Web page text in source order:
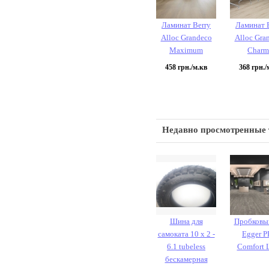
Ламинат Berry
Alloc Grandeco
Maximum
458 грн./м.кв
Ламинат
Alloc
368 грн./
Недавно просмотренные
Шина для
самоката 10 х 2 -
6.1 tubeless
бескамерная
Egger
Comfort